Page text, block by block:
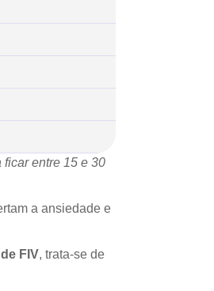
entre 15 e 30
a ansiedade e
FIV, trata-se de